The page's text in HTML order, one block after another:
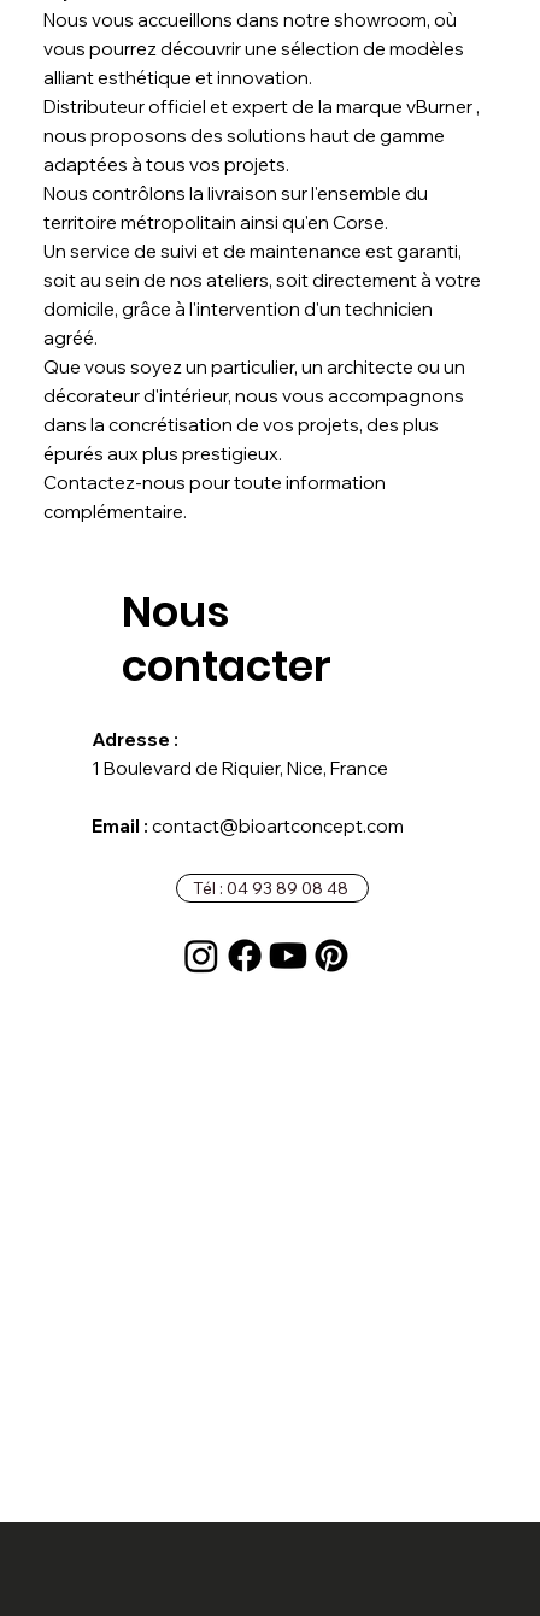
Nous vous accueillons dans notre showroom, où
vous pourrez découvrir une sélection de modèles
alliant esthétique et innovation.
Distributeur officiel et expert de la marque vBurner ,
nous proposons des solutions haut de gamme
adaptées à tous vos projets.
Nous contrôlons la livraison sur l'ensemble du
territoire métropolitain ainsi qu'en Corse.
Un service de suivi et de maintenance est garanti,
soit au sein de nos ateliers, soit directement à votre
domicile, grâce à l'intervention d'un technicien
agréé.
Que vous soyez un particulier, un architecte ou un
décorateur d'intérieur, nous vous accompagnons
dans la concrétisation de vos projets, des plus
épurés aux plus prestigieux.
Contactez-nous pour toute information
complémentaire.
Nous
contacter
Adresse :
1 Boulevard de Riquier, Nice, France
Email : contact@bioartconcept.com
Tél : 04 93 89 08 48